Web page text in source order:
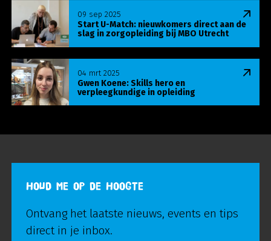
Start U-Match: nieuwkomers direct aan de
slag in zorgopleiding bij MBO Utrecht
09 sep 2025
Lees meer over Start U-Match: nieuwkomers
Gwen Koene: Skills hero en
verpleegkundige in opleiding
04 mrt 2025
Lees meer over Gwen Koene: Skills hero en
HOUD ME OP DE HOOGTE
Ontvang het laatste nieuws, events en tips
direct in je inbox.